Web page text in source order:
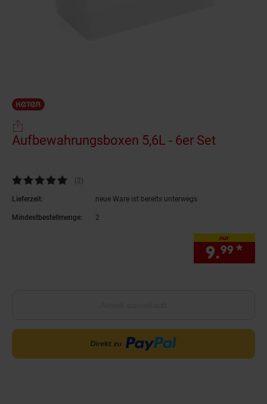
Aufbewahrungsboxen 5,6L - 6er Set
Kundenbewertung: 5 von 5 Sternen
(2Kundenbewertungen
)
Lieferzeit: neue Ware ist bereits unterwegs
Mindestbestellmenge: 2
nur
9.99 *